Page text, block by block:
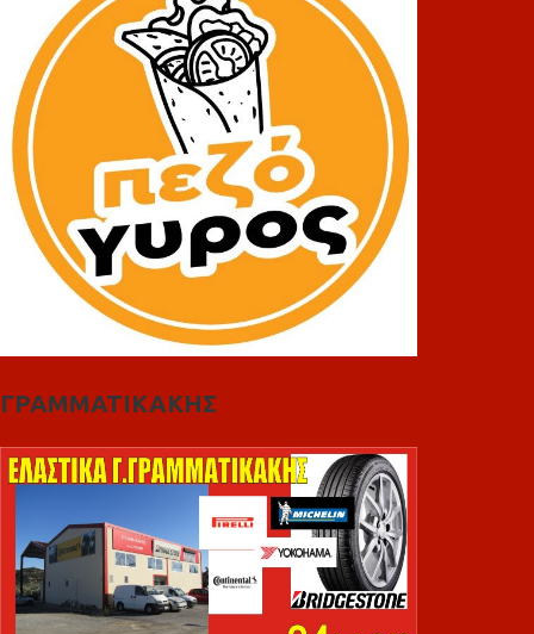
ΓΡΑΜΜΑΤΙΚΑΚΗΣ